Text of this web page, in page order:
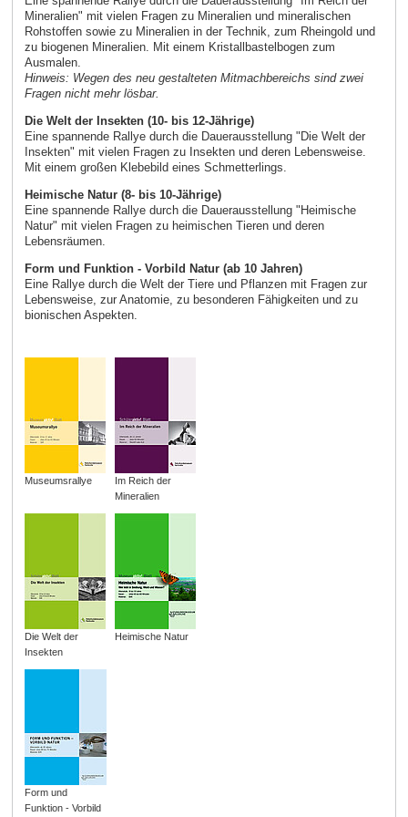
Mineralien" mit vielen Fragen zu Mineralien und mineralischen
Rohstoffen sowie zu Mineralien in der Technik, zum Rheingold und
zu biogenen Mineralien. Mit einem Kristallbastelbogen zum
Ausmalen.
Hinweis: Wegen des neu gestalteten Mitmachbereichs sind zwei
Fragen nicht mehr lösbar.
Die Welt der Insekten (10- bis 12-Jährige)
Eine spannende Rallye durch die Dauerausstellung "Die Welt der
Insekten" mit vielen Fragen zu Insekten und deren Lebensweise.
Mit einem großen Klebebild eines Schmetterlings.
Heimische Natur (8- bis 10-Jährige)
Eine spannende Rallye durch die Dauerausstellung "Heimische
Natur" mit vielen Fragen zu heimischen Tieren und deren
Lebensräumen.
Form und Funktion - Vorbild Natur (ab 10 Jahren)
Eine Rallye durch die Welt der Tiere und Pflanzen mit Fragen zur
Lebensweise, zur Anatomie, zu besonderen Fähigkeiten und zu
bionischen Aspekten.
Museumsrallye
Im Reich der
Mineralien
Die Welt der
Insekten
Heimische Natur
Form und
Funktion - Vorbild